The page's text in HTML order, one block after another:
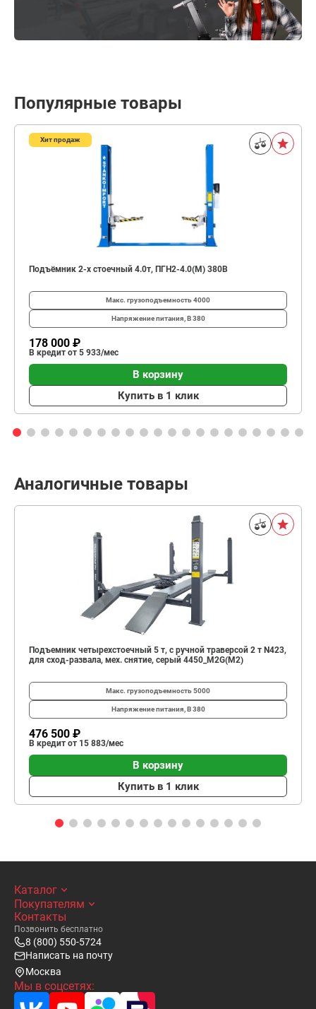
Популярные товары
Хит продаж
Подъёмник 2-х стоечный 4.0т, ПГН2-4.0(М) 380В
Макс. грузоподъемность4000
Напряжение питания, В380
178 000 ₽
В кредит от 5 933/мес
В корзину
Купить в 1 клик
Аналогичные товары
Подъемник четырехстоечный 5 т, с ручной траверсой 2 т N423,
для сход-развала, мех. снятие, серый 4450_M2G(M2)
Макс. грузоподъемность5000
Напряжение питания, В380
476 500 ₽
В кредит от 15 883/мес
В корзину
Купить в 1 клик
Каталог
Покупателям
Контакты
Позвонить бесплатно
8 (800) 550-5724
Написать на почту
Москва
Мы в соцсетях: